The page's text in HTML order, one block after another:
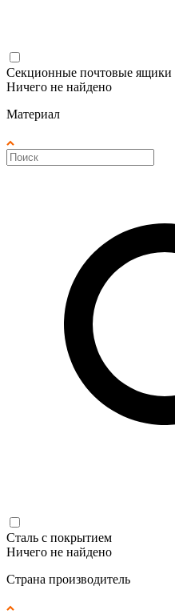
Секционные почтовые ящики
Ничего не найдено
Материал
Сталь с покрытием
Ничего не найдено
Страна производитель